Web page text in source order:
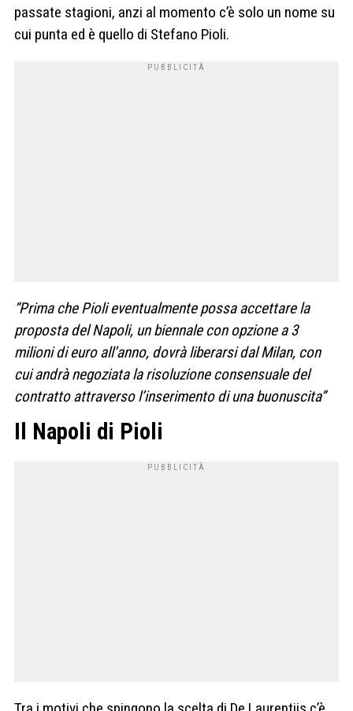
passate stagioni, anzi al momento c’è solo un nome su
cui punta ed è quello di Stefano Pioli.
“Prima che Pioli eventualmente possa accettare la
proposta del Napoli, un biennale con opzione a 3
milioni di euro all’anno, dovrà liberarsi dal Milan, con
cui andrà negoziata la risoluzione consensuale del
contratto attraverso l’inserimento di una buonuscita”
Il Napoli di Pioli